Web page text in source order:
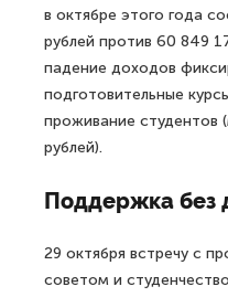
в октябре этого года
рублей против 60 849
падение доходов
подготовительные
проживание студентов
рублей).
Поддержка без
29 октября встречу с
советом и